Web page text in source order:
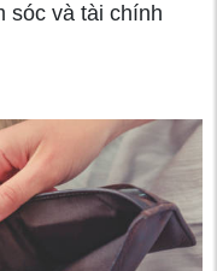
sóc và tài chính